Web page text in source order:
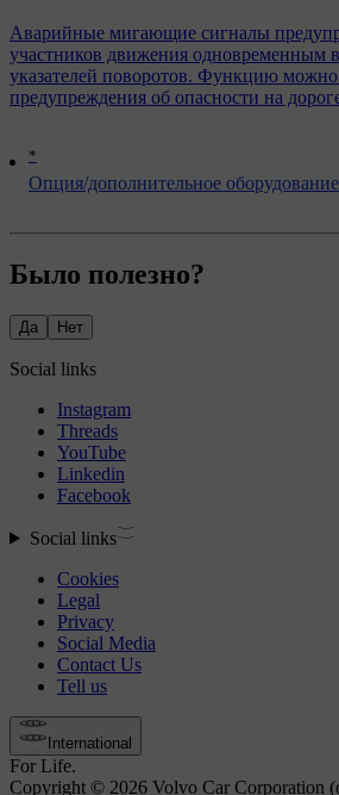
*
Опция/дополнительное
Аварийные мигающие сигналы
участников движения одновременным
указателей поворотов. Функцию можно
предупреждения об опасности на
Было полезно?
Да Нет